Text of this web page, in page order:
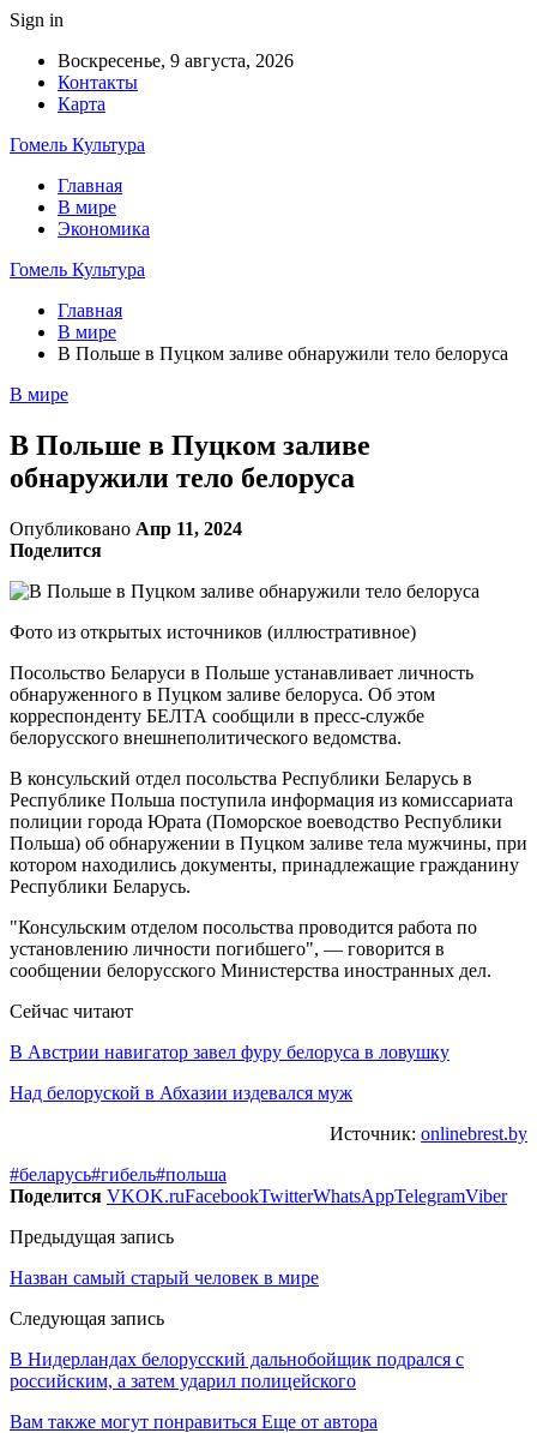
Sign in
Воскресенье, 9 августа, 2026
Контакты
Карта
Гомель Культура
Главная
В мире
Экономика
Гомель Культура
Главная
В мире
В Польше в Пуцком заливе обнаружили тело белоруса
В мире
В Польше в Пуцком заливе
обнаружили тело белоруса
Опубликовано Апр 11, 2024
Поделится
Фото из открытых источников (иллюстративное)
Посольство Беларуси в Польше устанавливает личность
обнаруженного в Пуцком заливе белоруса. Об этом
корреспонденту БЕЛТА сообщили в пресс-службе
белорусского внешнеполитического ведомства.
В консульский отдел посольства Республики Беларусь в
Республике Польша поступила информация из комиссариата
полиции города Юрата (Поморское воеводство Республики
Польша) об обнаружении в Пуцком заливе тела мужчины, при
котором находились документы, принадлежащие гражданину
Республики Беларусь.
"Консульским отделом посольства проводится работа по
установлению личности погибшего", — говорится в
сообщении белорусского Министерства иностранных дел.
Сейчас читают
В Австрии навигатор завел фуру белоруса в ловушку
Над белоруской в Абхазии издевался муж
Источник: onlinebrest.by
#беларусь#гибель#польша
Поделится VKOK.ruFacebookTwitterWhatsAppTelegramViber
Предыдущая запись
Назван самый старый человек в мире
Следующая запись
В Нидерландах белорусский дальнобойщик подрался с
российским, а затем ударил полицейского
Вам также могут понравиться Еще от автора